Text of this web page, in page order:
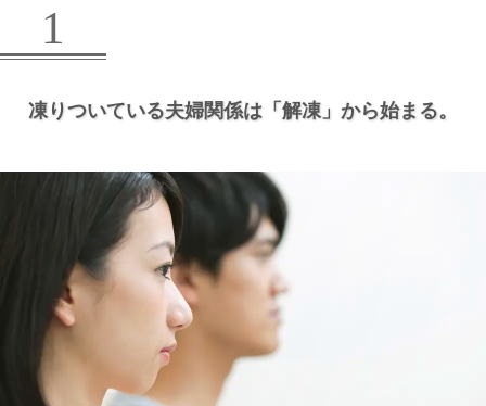
1
凍りついている夫婦関係は 「解凍」から始まる。